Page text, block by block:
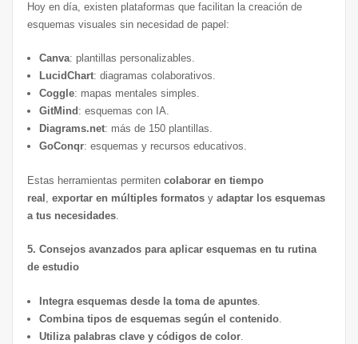
Hoy en día, existen plataformas que facilitan la creación de
esquemas visuales sin necesidad de papel:
Canva: plantillas personalizables.
LucidChart: diagramas colaborativos.
Coggle: mapas mentales simples.
GitMind : esquemas con IA.
Diagrams.net: más de 150 plantillas.
GoConqr: esquemas y recursos educativos.
Estas herramientas permiten colaborar en tiempo
real , exportar en múltiples formatosy adaptar los esquemas
a tus necesidades.
5. Consejos avanzados para aplicar esquemas en tu rutina
de estudio
Integra esquemas desde la toma de apuntes.
Combina tipos de esquemas según el contenido.
Utiliza palabras clave y códigos de color.